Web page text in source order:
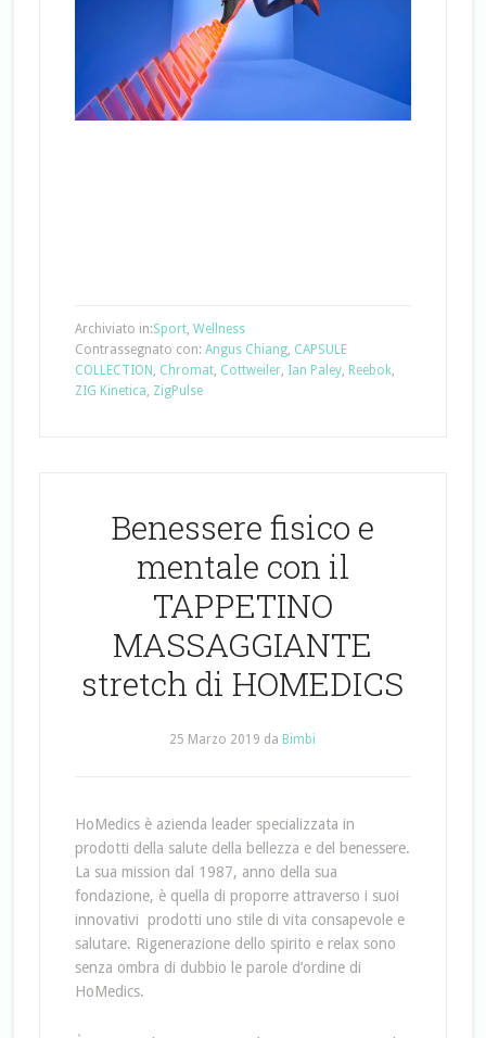
Archiviato in:Sport, Wellness
Contrassegnato con: Angus Chiang, CAPSULE
COLLECTION, Chromat, Cottweiler, Ian Paley, Reebok,
ZIG Kinetica, ZigPulse
Benessere fisico e
mentale con il
TAPPETINO
MASSAGGIANTE
stretch di HOMEDICS
25 Marzo 2019 da Bimbi
HoMedics è azienda leader specializzata in
prodotti della salute della bellezza e del benessere.
La sua mission dal 1987, anno della sua
fondazione, è quella di proporre attraverso i suoi
innovativi prodotti uno stile di vita consapevole e
salutare. Rigenerazione dello spirito e relax sono
senza ombra di dubbio le parole d’ordine di
HoMedics.